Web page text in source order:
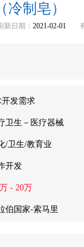
制皂）
新日期： 2021-02-01
开发需求
卫生－医疗器械
/卫生/教育业
开发
- 20万
伯国家-索马里